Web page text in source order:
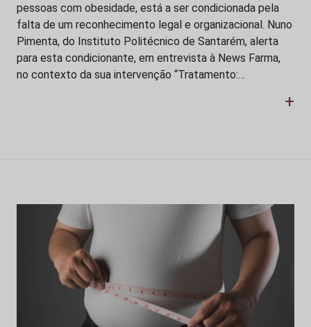
pessoas com obesidade, está a ser condicionada pela
falta de um reconhecimento legal e organizacional. Nuno
Pimenta, do Instituto Politécnico de Santarém, alerta
para esta condicionante, em entrevista à News Farma,
no contexto da sua intervenção “Tratamento:…
+